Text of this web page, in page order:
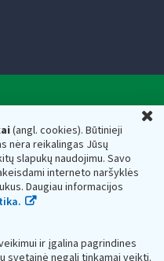
(angl. cookies). Būtinieji
nėra reikalingas Jūsų
slapukų naudojimu. Savo
interneto naršyklės
Daugiau informacijos
ir įgalina pagrindines
svetainė negali tinkamai veikti.
— 188659752,
Lietuva, el.paštas:
188659752
prie Lietuvos
ir saugomi Juridinių